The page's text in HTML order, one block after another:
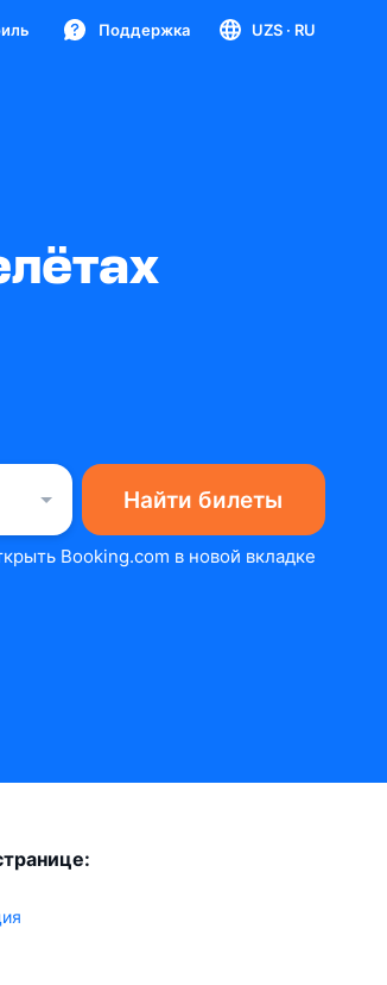
Поддержка UZS · RU
Найти билеты
Booking.com в новой вкладке